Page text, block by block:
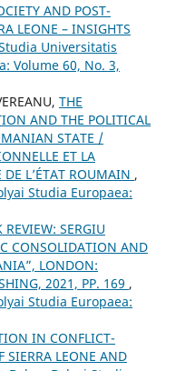
AND POST-
LEONE – INSIGHTS
Universitatis
Volume 60, No. 3,
THE
AND THE POLITICAL
STATE /
ET LA
L’ÉTAT ROUMAIN ,
Studia Europaea:
REVIEW: SERGIU
CONSOLIDATION AND
LONDON:
2021, PP. 169 ,
Studia Europaea:
IN CONFLICT-
SIERRA LEONE AND